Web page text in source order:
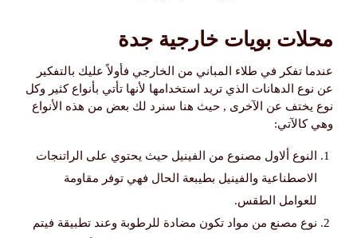
محلات بويات خارجية جدة
عندما تفكر في طلاء المباني من الخارجي فأولاً عليك بالتفكير
عن نوع الدهانات الذي تريد استخدامها لأنها تأتي بأنواع كثير وكل
نوع يختف عن الآخرى , حيث هنا سنرد لك بعض من هذه الأنواع
وهي كالآتي:
النوع ألاول مصنوع من الفينيل حيث يحتوي على الراتنجات
الاصطناعية والفينيل بطيبعة الحال فهي توفر مقاومة
للعوامل الطقس.
نوع مصنع من مواد تكون مضادة للرطوبة وعند تطبيقة فيتم